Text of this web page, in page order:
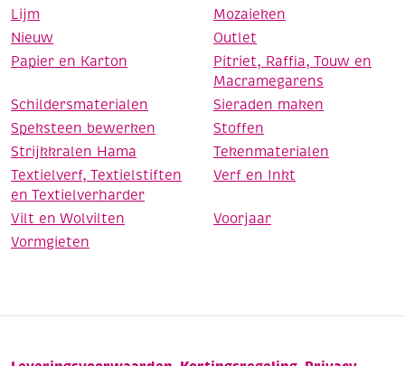
Lijm
Mozaieken
Nieuw
Outlet
Papier en Karton
Pitriet, Raffia, Touw en
Macramegarens
Schildersmaterialen
Sieraden maken
Speksteen bewerken
Stoffen
Strijkkralen Hama
Tekenmaterialen
Textielverf, Textielstiften
en Textielverharder
Verf en Inkt
Vilt en Wolvilten
Voorjaar
Vormgieten